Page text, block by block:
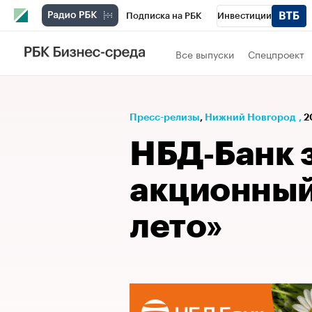
Подписка на РБК Инвестиции
Телеканал
Спецпроекты Проверка контрагентов
Рынок наличной валюты
Все выпуски Спецпроект
Пресс-релизы⁠, Нижний Новгород ,
НБД‑Банк
лето»